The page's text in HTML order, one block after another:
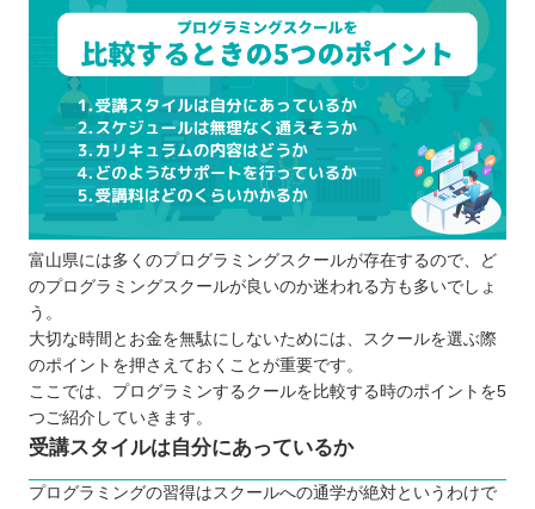
富山県には多くのプログラミングスクールが存在するので、ど
のプログラミングスクールが良いのか迷われる方も多いでしょ
う。
大切な時間とお金を無駄にしないためには、スクールを選ぶ際
のポイントを押さえておくことが重要です。
ここでは、プログラミンするクールを比較する時のポイントを5
つご紹介していきます。
受講スタイルは自分にあっているか
プログラミングの習得はスクールへの通学が絶対というわけで